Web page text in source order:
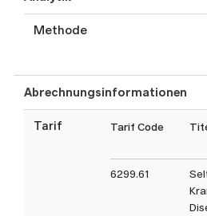
Methode
Abrechnungsinformationen
Tarif Tarif Code
6299.61